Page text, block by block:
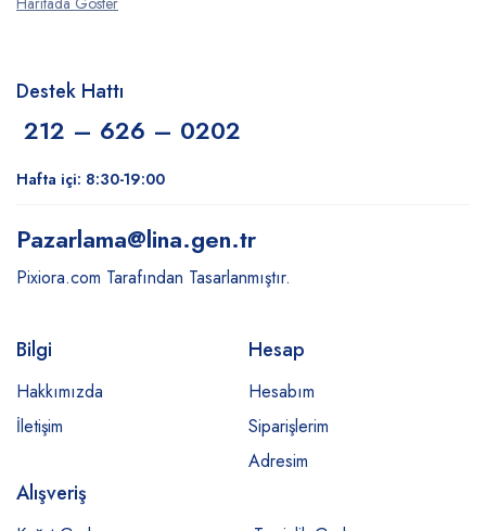
Destek Hattı
212 – 626 – 0202
Hafta içi: 8:30-19:00
Pazarlama@lina.gen.tr
Pixiora.com Tarafından Tasarlanmıştır.
Bilgi
Hakkımızda
İletişim
Hesap
Hesabım
Siparişlerim
Adresim
Alışveriş